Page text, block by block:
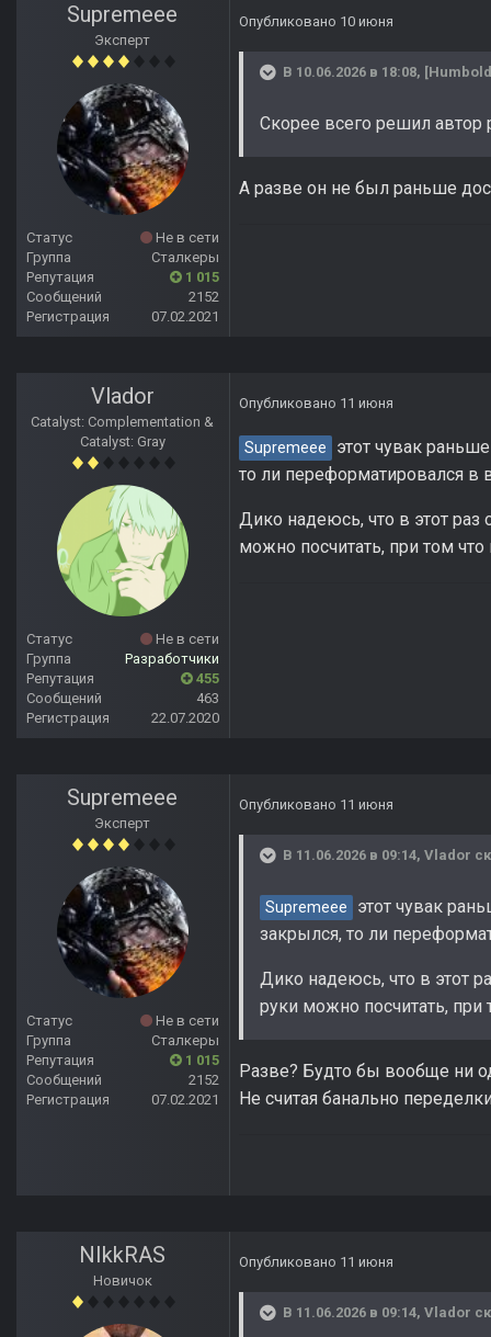
Supremeee
Эксперт
Статус
Не в сети
Группа
Сталкеры
Репутация
1 015
Сообщений
2152
Регистрация
07.02.2021
Опубликовано 10 июня
В 10.06.2026 в 18:08,
Скорее всего решил
А разве он не был раньше
Vlador
Catalyst: Complementation &
Catalyst: Gray
Статус
Не в сети
Группа
Разработчики
Репутация
455
Сообщений
463
Регистрация
22.07.2020
Опубликовано 11 июня
Supremeee
этот чувак
то ли переформатировался в
Дико надеюсь, что в этот
можно посчитать, при том
Supremeee
Эксперт
Статус
Не в сети
Группа
Сталкеры
Репутация
1 015
Сообщений
2152
Регистрация
07.02.2021
Опубликовано 11 июня
В 11.06.2026 в 09:14, Vlador
Supremeee
этот чувак
закрылся, то ли
Дико надеюсь, что в этот
руки можно посчитать, при
Разве? Будто бы вообще ни
Не считая банально
NIkkRAS
Новичок
Опубликовано 11 июня
В 11.06.2026 в 09:14, Vlador